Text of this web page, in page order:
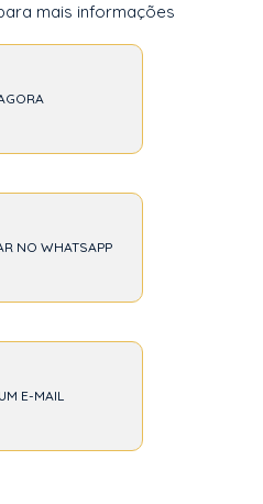
mais informações
NO WHATSAPP
E-MAIL